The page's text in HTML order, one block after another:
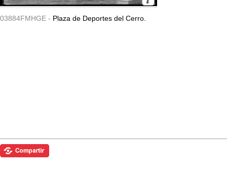
03884FMHGE - Plaza de Deportes del Cerro.